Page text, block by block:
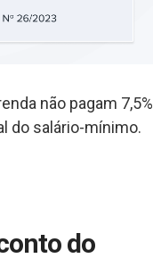
não pagam 7,5%
do salário-mínimo.
do